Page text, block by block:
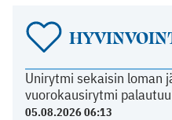
Unirytmi sekaisin loman
vuorokausirytmi palautuu
05.08.2026 06:13